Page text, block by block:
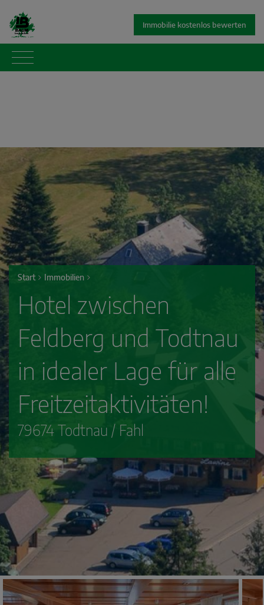
Immobilie kostenlos bewerten
Start Immobilien
Hotel zwischen
Feldberg und Todtnau
in idealer Lage für alle
Freitzeitaktivitäten!
79674 Todtnau / Fahl